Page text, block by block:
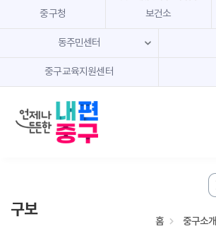
본문 내용 바로가기
주메뉴 바로가기
중구청 보건소
동주민센터
중구교육지원센터
구보
홈 중구소개